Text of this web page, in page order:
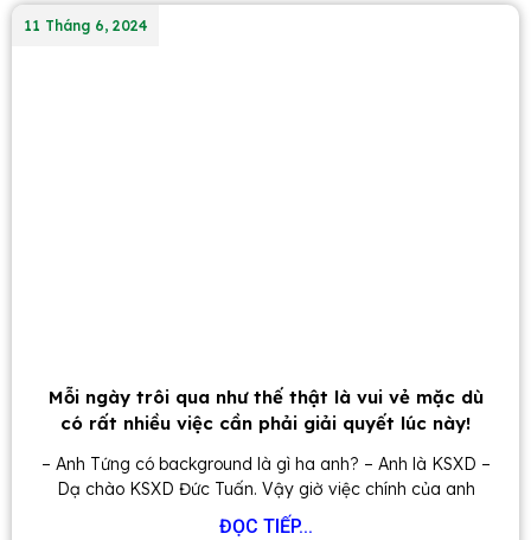
Mỗi ngày trôi qua như thế thật là vui vẻ mặc dù
có rất nhiều việc cần phải giải quyết lúc này!
11 Tháng 6, 2024
– Anh Tứng có background là gì ha anh? – Anh là KSXD –
Dạ chào KSXD Đức Tuấn. Vậy giờ việc chính của anh
ĐỌC TIẾP...